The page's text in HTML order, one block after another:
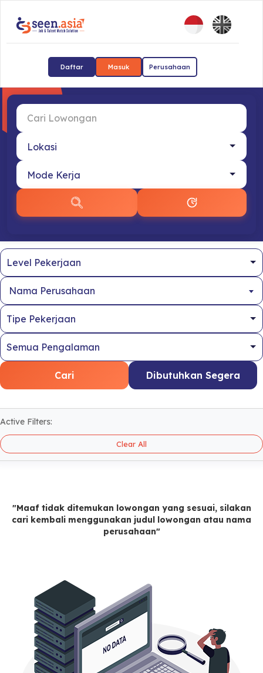
Daftar Masuk Perusahaan
Nama Perusahaan
Cari Dibutuhkan Segera
Active Filters:
Clear All
"Maaf tidak ditemukan lowongan yang sesuai, silakan
cari kembali menggunakan judul lowongan atau nama
perusahaan"